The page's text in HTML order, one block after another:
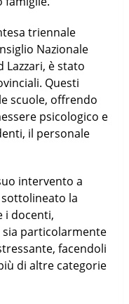
triennale
Nazionale
Lazzari, è stato
Questi
scuole, offrendo
psicologico e
il personale
intervento a
sottolineato la
i docenti,
particolarmente
facendoli
di altre categorie